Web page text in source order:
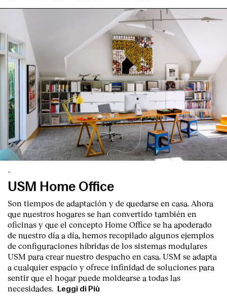
-
USM Home Office
Son tiempos de adaptación y de quedarse en casa. Ahora
que nuestros hogares se han convertido también en
oficinas y que el concepto Home Office se ha apoderado
de nuestro día a día, hemos recopilado algunos ejemplos
de configuraciones híbridas de los sistemas modulares
USM para crear nuestro despacho en casa. USM se adapta
a cualquier espacio y ofrece infinidad de soluciones para
sentir que el hogar puede moldearse a todas las
necesidades.
Leggi di Più